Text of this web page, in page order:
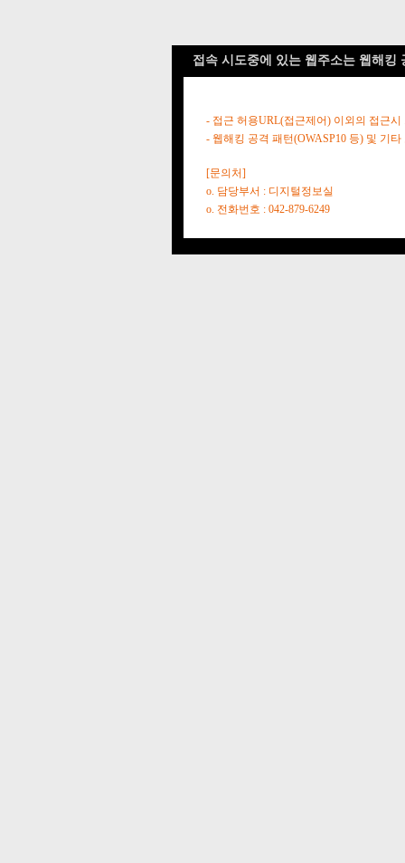
접속 시도중에 있는 웹주소는 웹해킹
- 접근 허용URL(접근제어) 이외의 접근시
- 웹해킹 공격 패턴(OWASP10 등) 및 기
[문의처]
o. 담당부서 : 디지털정보실
o. 전화번호 : 042-879-6249